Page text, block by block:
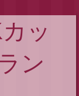
ッ
ン